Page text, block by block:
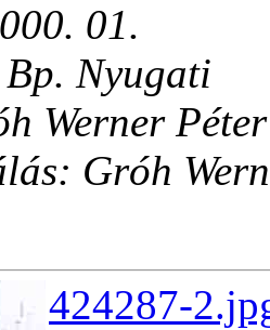
01.
Nyugati
Werner Péter
Gróh
424287-